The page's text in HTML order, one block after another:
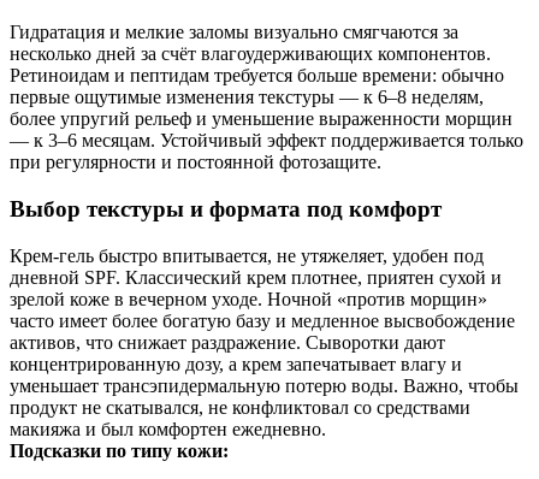
Гидратация и мелкие заломы визуально смягчаются за
несколько дней за счёт влагоудерживающих компонентов.
Ретиноидам и пептидам требуется больше времени: обычно
первые ощутимые изменения текстуры — к 6–8 неделям,
более упругий рельеф и уменьшение выраженности морщин
— к 3–6 месяцам. Устойчивый эффект поддерживается только
при регулярности и постоянной фотозащите.
Выбор текстуры и формата под комфорт
Крем-гель быстро впитывается, не утяжеляет, удобен под
дневной SPF. Классический крем плотнее, приятен сухой и
зрелой коже в вечерном уходе. Ночной «против морщин»
часто имеет более богатую базу и медленное высвобождение
активов, что снижает раздражение. Сыворотки дают
концентрированную дозу, а крем запечатывает влагу и
уменьшает трансэпидермальную потерю воды. Важно, чтобы
продукт не скатывался, не конфликтовал со средствами
макияжа и был комфортен ежедневно.
Подсказки по типу кожи: